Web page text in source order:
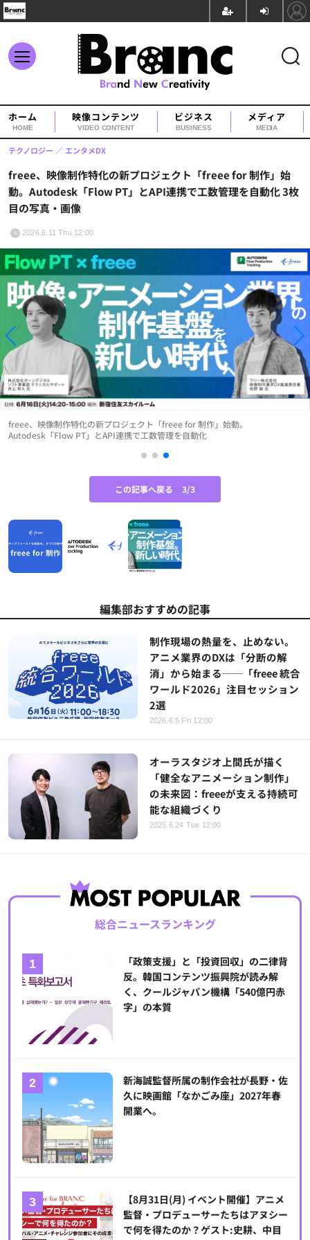
ホーム
HOME
映像コンテンツ
VIDEO CONTENT
ビジネス
BUSINESS
メディア
MEDIA
freee、映像制作特化の新プロジェクト「freee for 制作」始
動。Autodesk「Flow PT」とAPI連携で工数管理を自動化 3枚
目の写真・画像
テクノロジー エンタメDX
2026.6.11 Thu 12:00
freee、映像制作特化の新プロジェクト「freee for 制作」始動。
Autodesk「Flow PT」とAPI連携で工数管理を自動化
この記事へ戻る 3/3
編集部おすすめの記事
制作現場の熱量を、止めない。
アニメ業界のDXは「分断の解
消」から始まる──「freee 統合
ワールド2026」注目セッション
2選
2026.6.5 Fri 12:00
オーラスタジオ上間氏が描く
「健全なアニメーション制作」
の未来図：freeeが支える持続可
能な組織づくり
2025.6.24 Tue 12:00
総合ニュースランキング
「政策支援」と「投資回収」の二律背
反。韓国コンテンツ振興院が読み解
く、クールジャパン機構「540億円赤
字」の本質
新海誠監督所属の制作会社が長野・佐
久に映画館「なかごみ座」2027年春
開業へ。
【8月31日(月) イベント開催】アニメ
監督・プロデューサーたちはアヌシー
で何を得たのか？ゲスト:史耕、中目